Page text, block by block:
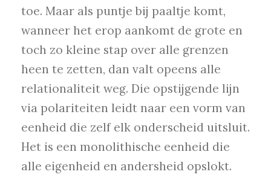
toe. Maar als puntje bij paaltje komt,
wanneer het erop aankomt de grote en
toch zo kleine stap over alle grenzen
heen te zetten, dan valt opeens alle
relationaliteit weg. Die opstijgende lijn
via polariteiten leidt naar een vorm van
eenheid die zelf elk onderscheid uitsluit.
Het is een monolithische eenheid die
alle eigenheid en andersheid opslokt.